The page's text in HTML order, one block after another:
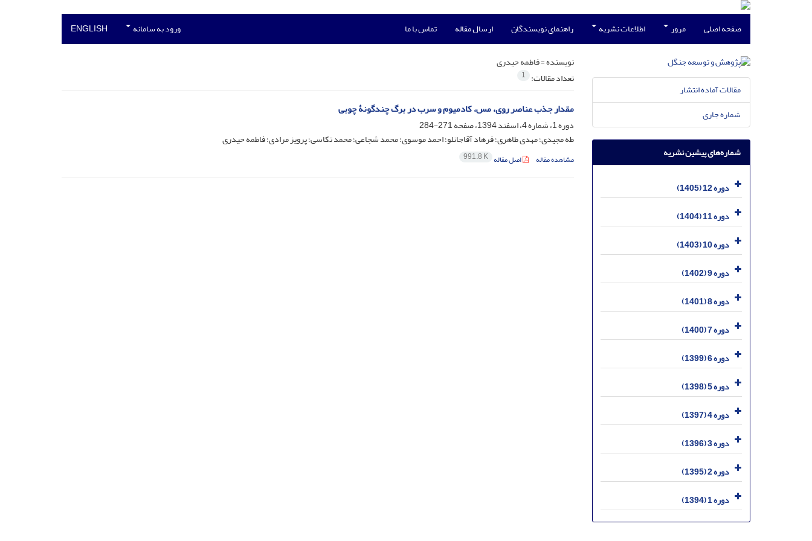
صفحه اصلی مرور اطلاعات نشریه راهنمای نویسندگان ارسال مقاله تماس با ما ورود به سامانه ENGLISH
نویسنده =فاطمه حیدری
تعداد مقالات: 1
مقدار جذب عناصر روی، مس، کادمیوم و سرب در برگ چندگونۀ چوبی
دوره 1، شماره 4، اسفند 1394، صفحه
271-284
طه مجیدی؛ مهدی طاهری؛ فرهاد آقاجانلو؛ احمد موسوی؛ محمد شجاعی؛ محمد تکاسی؛ پرویز مرادی؛ فاطمه حیدری
مشاهده مقاله اصل مقاله 991.8 K
مقالات آماده انتشار
شماره جاری
شماره‌های پیشین نشریه
دوره 12 (1405)
دوره 11 (1404)
دوره 10 (1403)
دوره 9 (1402)
دوره 8 (1401)
دوره 7 (1400)
دوره 6 (1399)
دوره 5 (1398)
دوره 4 (1397)
دوره 3 (1396)
دوره 2 (1395)
دوره 1 (1394)